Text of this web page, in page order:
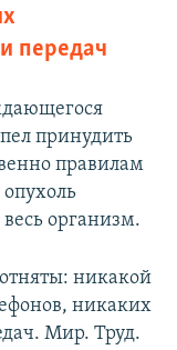
передач
принудить
правилам
весь организм.
никакой
никаких
Мир. Труд.